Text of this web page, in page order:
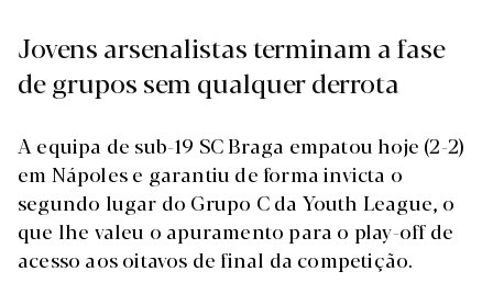
Jovens arsenalistas terminam a fase
de grupos sem qualquer derrota
A equipa de sub-19 SC Braga empatou hoje (2-2)
em Nápoles e garantiu de forma invicta o
segundo lugar do Grupo C da Youth League, o
que lhe valeu o apuramento para o play-off de
acesso aos oitavos de final da competição.